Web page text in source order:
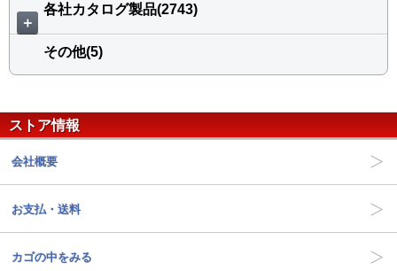
＋
各社カタログ製品(2743)
その他(5)
ストア情報
会社概要
お支払・送料
カゴの中をみる